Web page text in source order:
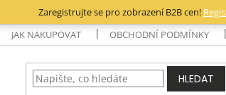
Zaregistrujte se pro zobrazení B2B cen!
JAK NAKUPOVAT OBCHODNÍ PODMÍNKY
HLEDAT